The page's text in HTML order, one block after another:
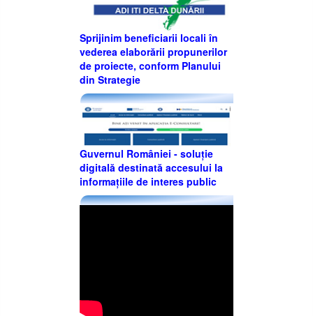
Sprijinim beneficiarii locali în
vederea elaborării propunerilor
de proiecte, conform Planului
din Strategie
Guvernul României - soluție
digitală destinată accesului la
informațiile de interes public